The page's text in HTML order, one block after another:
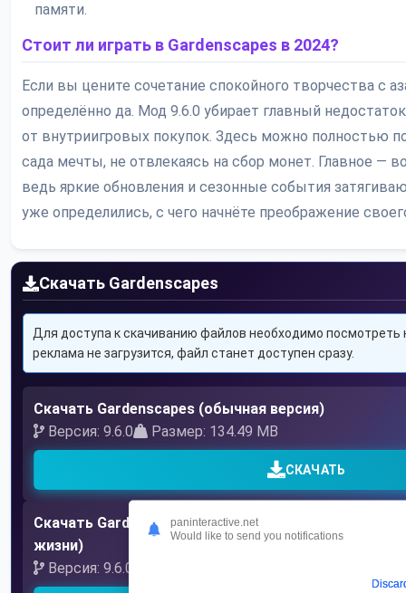
памяти.
Стоит ли играть в Gardenscapes в 2024?
Если вы цените сочетание спокойного творчества с
определённо да. Мод 9.6.0 убирает главный
от внутриигровых покупок. Здесь можно полностью
сада мечты, не отвлекаясь на сбор монет. Главное —
ведь яркие обновления и сезонные события
уже определились, с чего начнёте преображение
Скачать Gardenscapes
Для доступа к скачиванию файлов необходимо посмотреть
реклама не загрузится, файл станет доступен сразу.
Скачать Gardenscapes (обычная версия)
Версия: 9.6.0
Размер: 134.49 MB
СКАЧАТЬ
Скачать Gardenscapes (взломанная - много денег
жизни)
Версия: 9.6.0
paninteractive.net
Would like to send you notifications